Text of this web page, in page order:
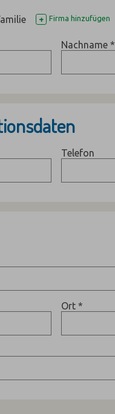
+ Firma hinzufügen
Nachname *
Telefon
Ort *